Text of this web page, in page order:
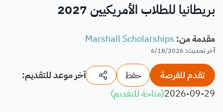
بريطانيا للطلاب الأمريكيين 2027
مقدمة من:
Marshall Scholarships
آخر تحديث:
6/18/2026
تقدم للفرصة حفظ
آخر موعد للتقديم:
2026-09-29
(متاحة للتقديم)